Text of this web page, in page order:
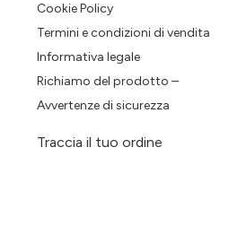
Cookie Policy
Termini e condizioni di vendita
Informativa legale
Richiamo del prodotto –
Avvertenze di sicurezza
Traccia il tuo ordine